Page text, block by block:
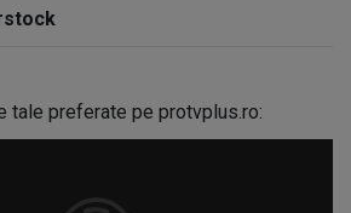
tale preferate pe protvplus.ro: